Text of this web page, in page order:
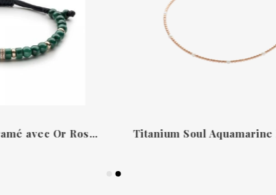
Bracelet en Macramé avec Or Rose, Malaquite et Diamants de Jaibor B4906EP366